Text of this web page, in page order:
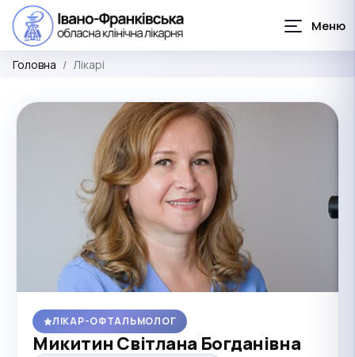
Головна Лікарі
ЛІКАР-ОФТАЛЬМОЛОГ
Микитин Світлана Богданівна